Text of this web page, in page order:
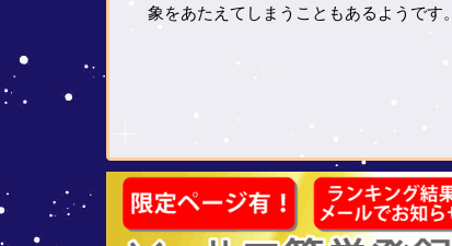
象をあたえてしまうこともあるようです。